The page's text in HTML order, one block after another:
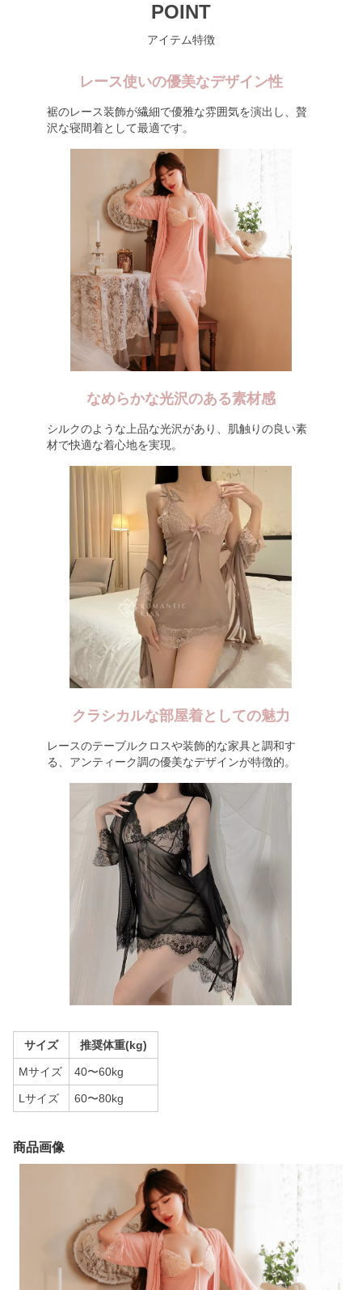
POINT
アイテム特徴
レース使いの優美なデザイン性
裾のレース装飾が繊細で優雅な雰囲気を演出し、贅
沢な寝間着として最適です。
なめらかな光沢のある素材感
シルクのような上品な光沢があり、肌触りの良い素
材で快適な着心地を実現。
クラシカルな部屋着としての魅力
レースのテーブルクロスや装飾的な家具と調和す
る、アンティーク調の優美なデザインが特徴的。
サイズ 推奨体重(kg)
Mサイズ 40〜60kg
Lサイズ 60〜80kg
商品画像